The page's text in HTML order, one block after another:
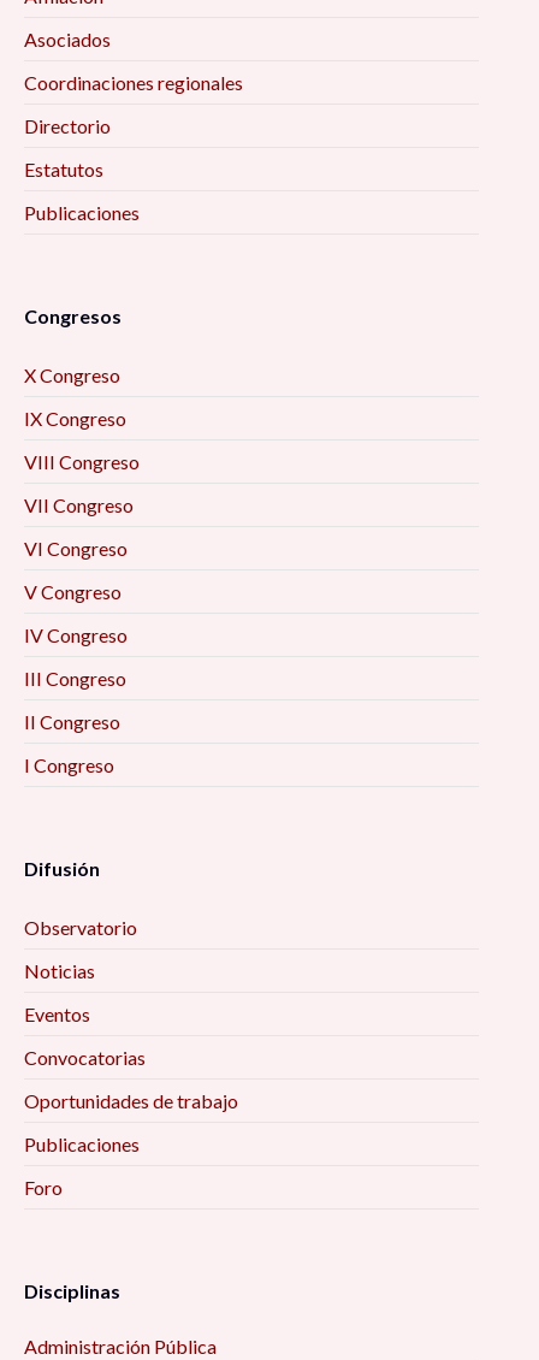
Asociados
Coordinaciones regionales
Directorio
Estatutos
Publicaciones
Congresos
X Congreso
IX Congreso
VIII Congreso
VII Congreso
VI Congreso
V Congreso
IV Congreso
III Congreso
II Congreso
I Congreso
Difusión
Observatorio
Noticias
Eventos
Convocatorias
Oportunidades de trabajo
Publicaciones
Foro
Disciplinas
Administración Pública